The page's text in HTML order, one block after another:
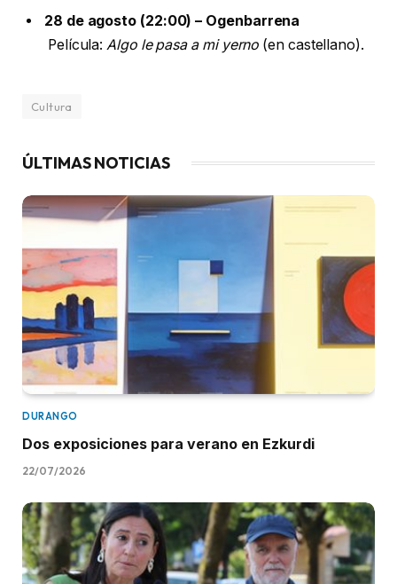
28 de agosto (22:00) – Ogenbarrena
Película:Algo le pasa a mi yerno (en castellano).
Cultura
ÚLTIMAS NOTICIAS
DURANGO
Dos exposiciones para verano en Ezkurdi
22/07/2026